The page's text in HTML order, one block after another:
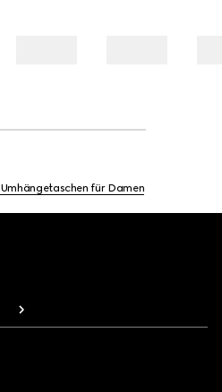
Umhängetaschen für Damen